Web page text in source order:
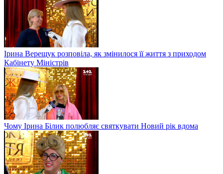
Ірина Верещук розповіла, як змінилося її життя з приходом
Кабінету Міністрів
Чому Ірина Білик полюбляє святкувати Новий рік вдома